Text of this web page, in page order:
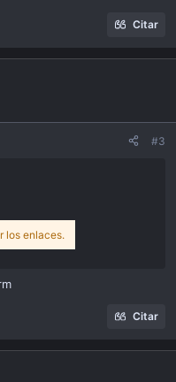
Citar
#3
los enlaces.
Citar